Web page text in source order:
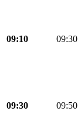
09:10 09:30
09:30 09:50